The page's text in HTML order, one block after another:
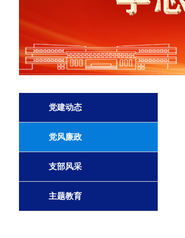
党建动态
党风廉政
支部风采
主题教育